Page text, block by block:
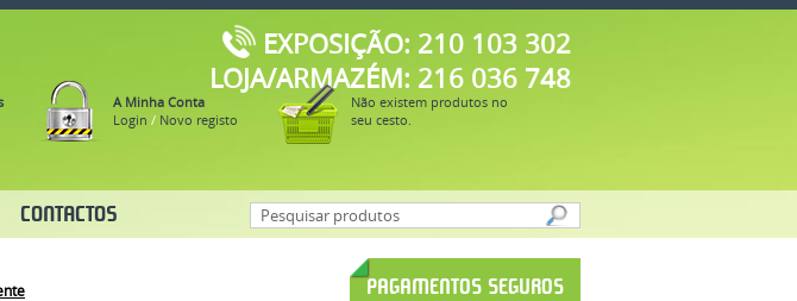
EXPOSIÇÃO: 210 103 302
LOJA/ARMAZÉM: 216 036 748
A Minha Conta
Login / Novo registo
Não existem produtos no
seu cesto.
CONTACTOS
PAGAMENTOS SEGUROS